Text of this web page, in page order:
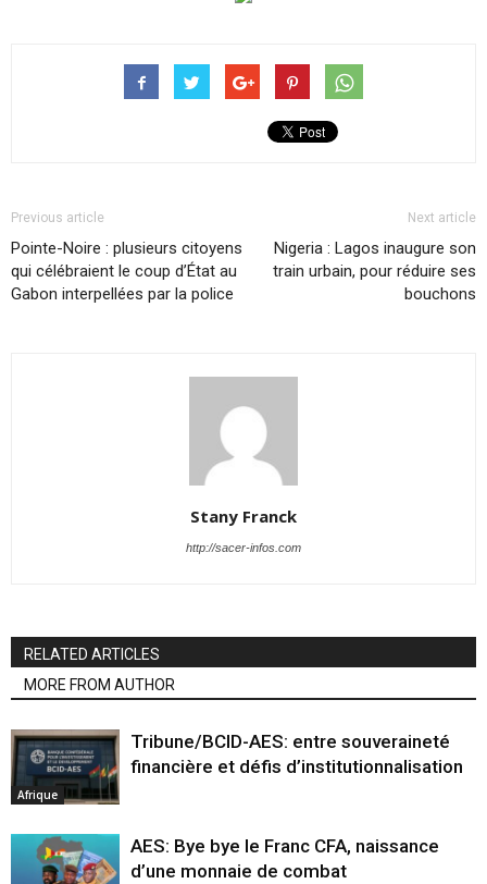
Previous article
Pointe-Noire : plusieurs citoyens
qui célébraient le coup d’État au
Gabon interpellées par la police
Next article
Nigeria : Lagos inaugure son
train urbain, pour réduire ses
bouchons
Stany Franck
http://sacer-infos.com
RELATED ARTICLES
MORE FROM AUTHOR
Afrique
Tribune/BCID-AES: entre souveraineté
financière et défis d’institutionnalisation
AES: Bye bye le Franc CFA, naissance
d’une monnaie de combat